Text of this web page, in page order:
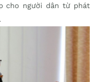
cho người dân từ phát